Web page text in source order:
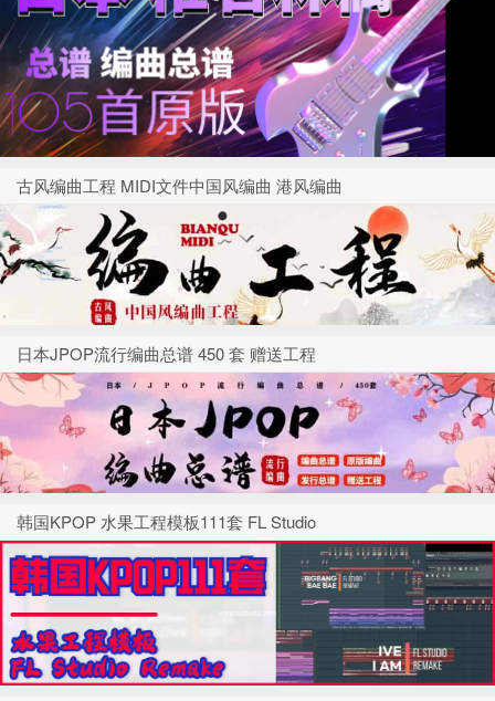
古风编曲工程 MIDI文件中国风编曲 港风编曲
日本JPOP流行编曲总谱 450 套 赠送工程
韩国KPOP 水果工程模板111套 FL Studio